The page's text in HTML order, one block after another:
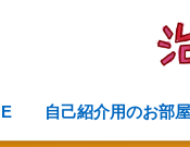
自己紹介用のお部屋